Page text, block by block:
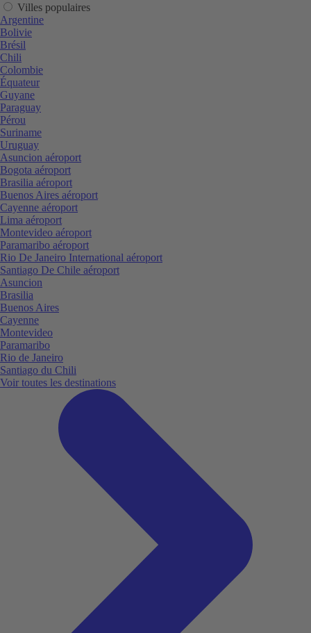
Villes populaires
Argentine
Bolivie
Brésil
Chili
Colombie
Équateur
Guyane
Paraguay
Pérou
Suriname
Uruguay
Asuncion aéroport
Bogota aéroport
Brasilia aéroport
Buenos Aires aéroport
Cayenne aéroport
Lima aéroport
Montevideo aéroport
Paramaribo aéroport
Rio De Janeiro International aéroport
Santiago De Chile aéroport
Asuncion
Brasilia
Buenos Aires
Cayenne
Montevideo
Paramaribo
Rio de Janeiro
Santiago du Chili
Voir toutes les destinations